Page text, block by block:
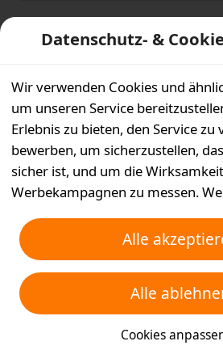
Ist das für dich
Datenschutz- &
Wir verwenden Cookies und
um unseren Service
Erlebnis zu bieten, den Service zu
bewerben, um sicherzustellen,
sicher ist, und um die
Werbekampagnen zu messen.
die Partner, mit denen wir
und ähnliche Technologien für
Ihrem Gerät speichern.
über „Alle ablehnen“ nicht
ablehnen oder auswählen,
Sie akzeptieren oder deaktivieren
Alle
Alle
Cookies